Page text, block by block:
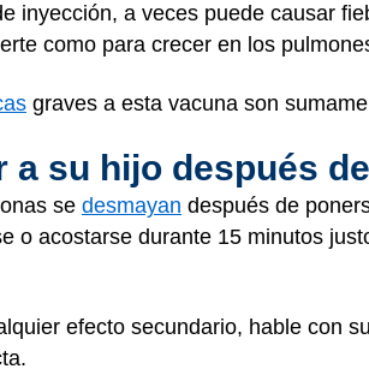
inyección, a veces puede causar
como para crecer en los
graves a esta vacuna son
a su hijo después
se desmayan después de
o acostarse durante 15 minutos
efecto secundario, hable con